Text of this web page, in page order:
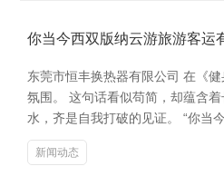
你当今西双版纳云游旅游客运
东莞市恒丰换热器有限公司 在《
氛围。 这句话看似苟简，却蕴含
水，齐是自我打破的见证。 “你当
新闻动态